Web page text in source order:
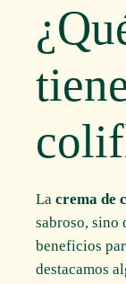
Lacrema de
sabroso, sino
beneficios
destacamos